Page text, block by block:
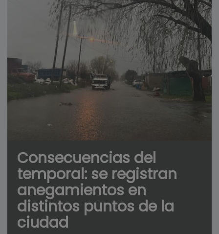
Consecuencias del
temporal: se registran
anegamientos en
distintos puntos de la
ciudad